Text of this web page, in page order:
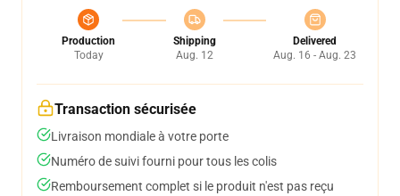
Production
Today
Shipping
Aug. 12
Delivered
Aug. 16 - Aug. 23
Transaction sécurisée
Livraison mondiale à votre porte
Numéro de suivi fourni pour tous les colis
Remboursement complet si le produit n'est pas reçu